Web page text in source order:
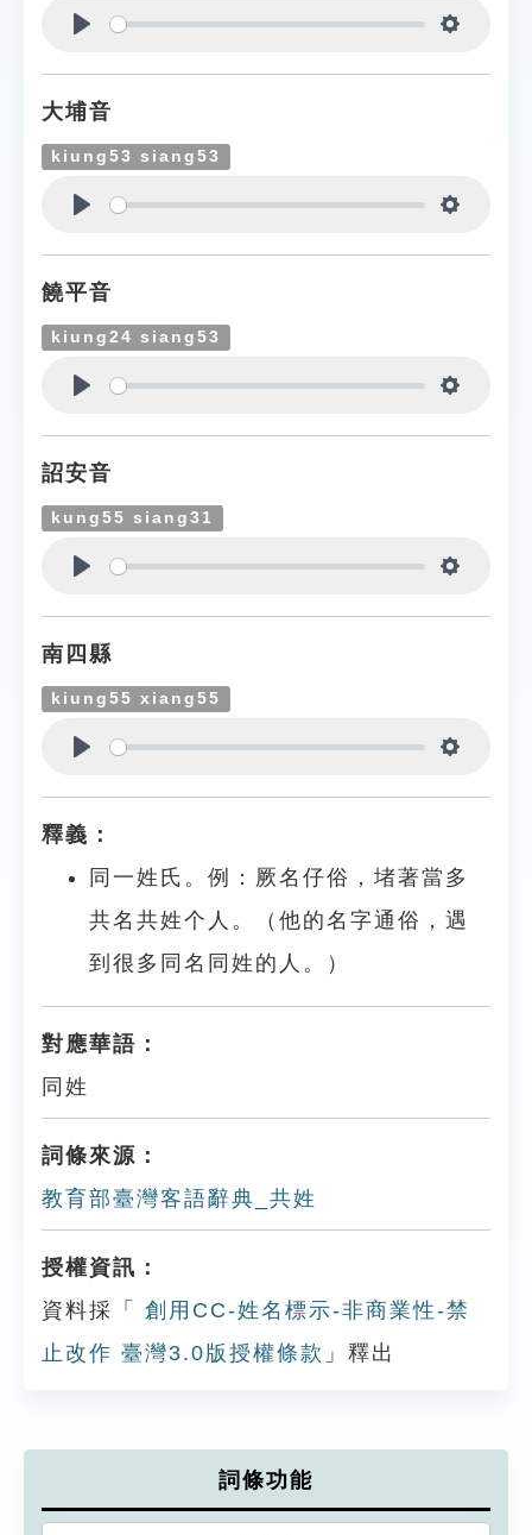
大埔音
kiung53 siang53
饒平音
kiung24 siang53
詔安音
kung55 siang31
南四縣
kiung55 xiang55
釋義：
同一姓氏。例：厥名仔俗，堵著當多
共名共姓个人。（他的名字通俗，遇
到很多同名同姓的人。）
對應華語：
同姓
詞條來源：
教育部臺灣客語辭典_共姓
授權資訊：
資料採「
創用CC-姓名標示-非商業性-禁
止改作 臺灣3.0版授權條款 」釋出
詞條功能